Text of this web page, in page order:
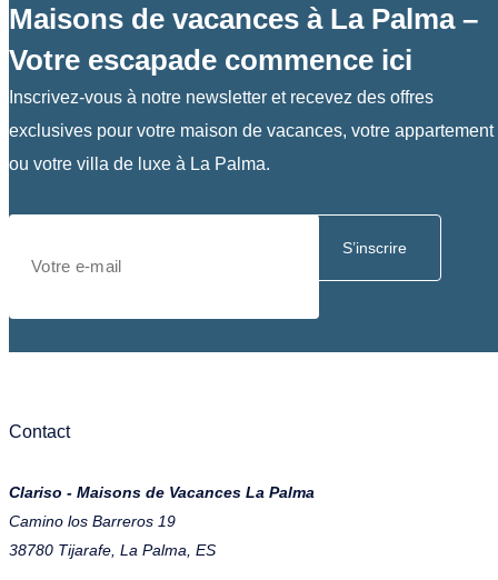
Maisons de vacances à La Palma –
Votre escapade commence ici
Inscrivez-vous à notre newsletter et recevez des offres
exclusives pour votre maison de vacances, votre appartement
ou votre villa de luxe à La Palma.
S’inscrire
Contact
Clariso - Maisons de Vacances La Palma
Camino los Barreros 19
38780 Tijarafe, La Palma, ES